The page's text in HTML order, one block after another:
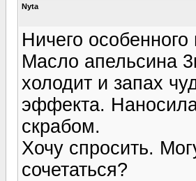
Nyta
Ничего
Масло апельсина
холодит и запах
эффекта.
скрабом.
Хочу спросить.
сочетаться?